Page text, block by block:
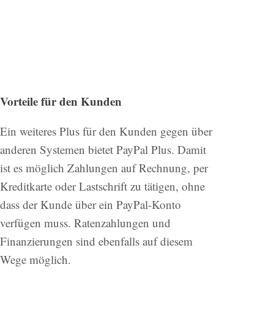
Vorteile für den Kunden
Ein weiteres Plus für den Kunden gegen über
anderen Systemen bietet PayPal Plus. Damit
ist es möglich Zahlungen auf Rechnung, per
Kreditkarte oder Lastschrift zu tätigen, ohne
dass der Kunde über ein PayPal-Konto
verfügen muss. Ratenzahlungen und
Finanzierungen sind ebenfalls auf diesem
Wege möglich.